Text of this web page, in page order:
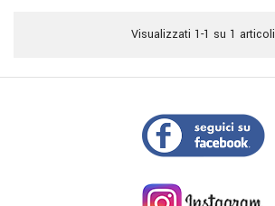
Visualizzati 1-1 su 1 articoli